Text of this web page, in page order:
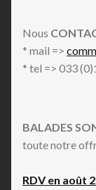
Nous
* mail =>
* tel => 033
BALADES
toute notre
RDV en août